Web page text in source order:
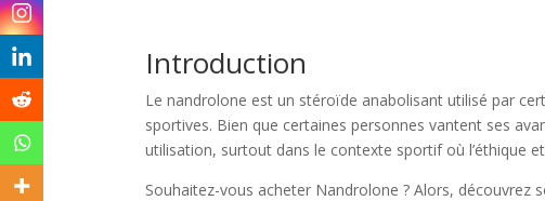
Introduction
Le nandrolone est un stéroïde anabolisant utilisé par
sportives. Bien que certaines personnes vantent ses
utilisation, surtout dans le contexte sportif où l’éthique
Souhaitez-vous acheter Nandrolone ? Alors,